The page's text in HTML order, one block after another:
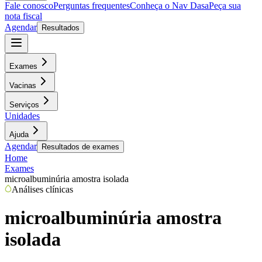
Fale conoscoPerguntas frequentesConheça o Nav DasaPeça sua
nota fiscal
Agendar
Resultados
Exames
Vacinas
Serviços
Unidades
Ajuda
Agendar Resultados de exames
Home
Exames
microalbuminúria amostra isolada
Análises clínicas
microalbuminúria amostra
isolada